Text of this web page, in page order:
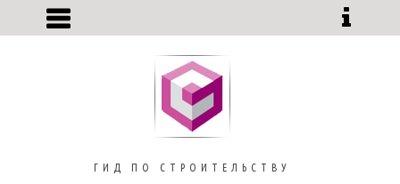
ГИД ПО СТРОИТЕЛЬСТВУ